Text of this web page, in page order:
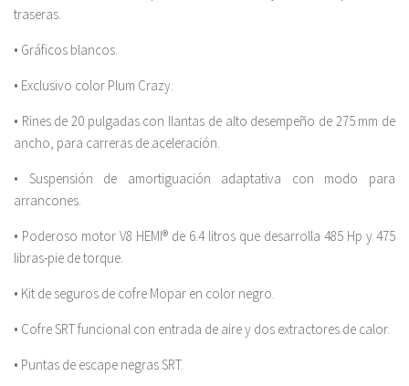
traseras.
• Gráficos blancos.
• Exclusivo color Plum Crazy.
• Rines de 20 pulgadas con llantas de alto desempeño de 275 mm de
ancho, para carreras de aceleración.
• Suspensión de amortiguación adaptativa con modo para
arrancones.
• Poderoso motor V8 HEMI® de 6.4 litros que desarrolla 485 Hp y 475
libras-pie de torque.
• Kit de seguros de cofre Mopar en color negro.
• Cofre SRT funcional con entrada de aire y dos extractores de calor.
• Puntas de escape negras SRT.